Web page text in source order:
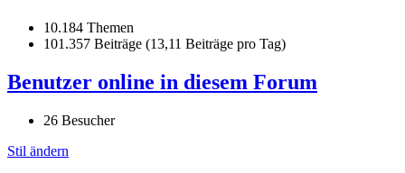
10.184 Themen
101.357 Beiträge (13,11 Beiträge pro Tag)
Benutzer online in diesem Forum
26 Besucher
Stil ändern